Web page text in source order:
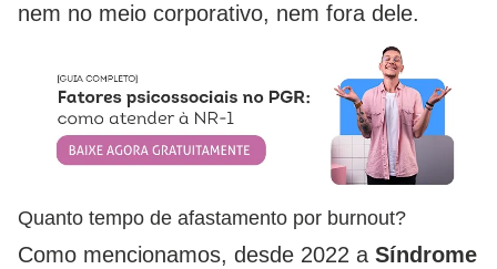
nem no meio corporativo, nem fora dele.
Quanto tempo de afastamento por burnout?
Como mencionamos, desde 2022 a Síndrome